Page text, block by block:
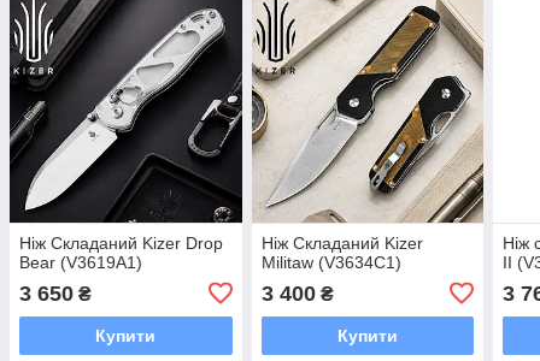
Ніж Складаний Kizer Drop
Bear (V3619A1)
3 650 ₴
Купити
Ніж Складаний Kizer
Militaw (V3634C1)
3 400₴
Купити
Ніж
II
3